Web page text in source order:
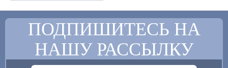
ПОДПИШИТЕСЬ НА
НАШУ РАССЫЛКУ